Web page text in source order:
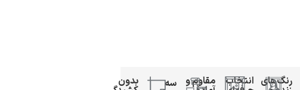
رنگ‌های انتخاب مقاوم و
سه
بدون